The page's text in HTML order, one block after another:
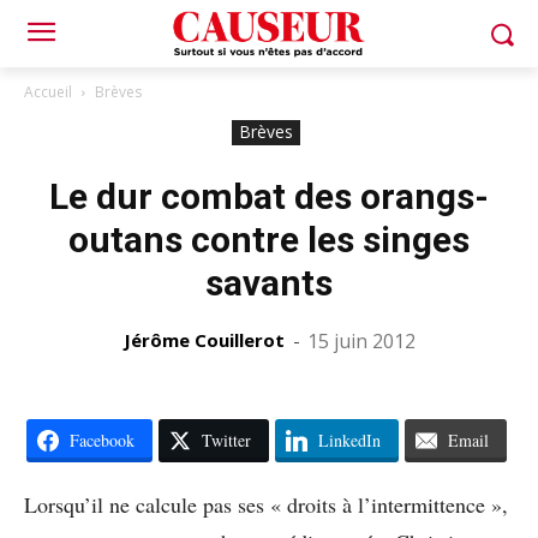
Accueil Brèves
Brèves
Le dur combat des orangs-
outans contre les singes
savants
Jérôme Couillerot - 15 juin 2012
Facebook Twitter LinkedIn Email
Lorsqu’il ne calcule pas ses « droits à l’intermittence »,